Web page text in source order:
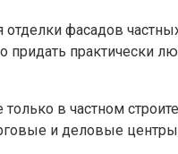
фасадов
практически
в частном
и деловые